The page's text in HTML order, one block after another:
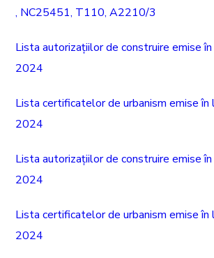
, NC25451, T110, A2210/3
Lista autorizațiilor de construire emise
2024
Lista certificatelor de urbanism emise în
2024
Lista autorizațiilor de construire emise
2024
Lista certificatelor de urbanism emise în
2024